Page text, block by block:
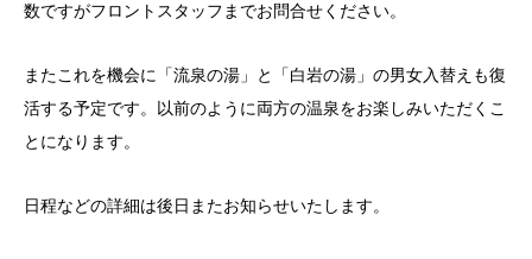
数ですがフロントスタッフまでお問合せください。
またこれを機会に「流泉の湯」と「白岩の湯」の男女入替えも復
活する予定です。以前のように両方の温泉をお楽しみいただくこ
とになります。
日程などの詳細は後日またお知らせいたします。